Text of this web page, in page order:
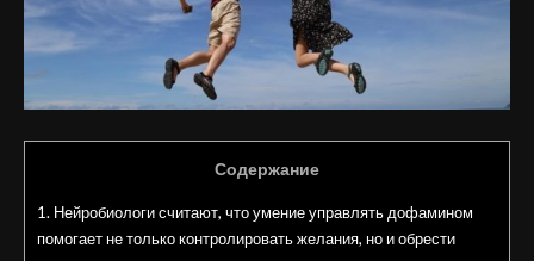
Содержание
1. Нейробиологи считают, что умение управлять дофамином
помогает не только контролировать желания, но и обрести